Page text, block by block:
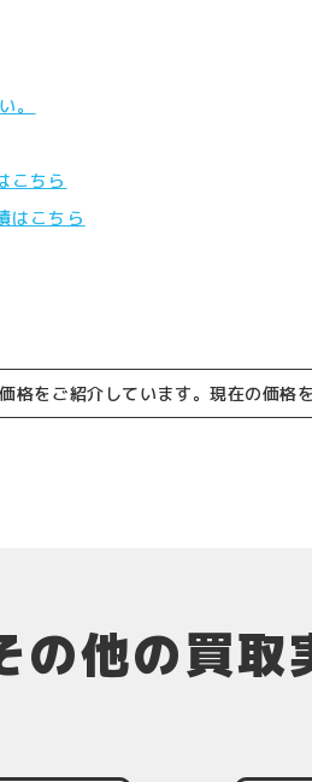
。
こちら
はこちら
格をご紹介しています。現在の価格
の他の買取